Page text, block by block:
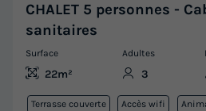
CHALET 5 personnes -
sanitaires
Surface
22m²
Adultes
3
Terrasse couverte Accès wifi